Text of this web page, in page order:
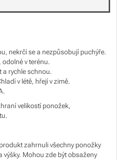
nekrčí se a nezpůsobují puchýře.
odolné v terénu.
a rychle schnou.
v létě, hřejí v zimě.
velikostí ponožek,
zahrnuli všechny ponožky
Mohou zde být obsaženy